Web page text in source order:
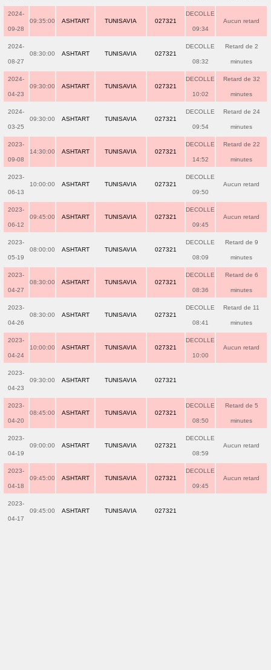
2024-
09-28
09:35:00 ASHTART TUNISAVIA 027321
DECOLLE
09:34
Aucun retard
2024-
08-27
08:30:00 ASHTART TUNISAVIA 027321
DECOLLE
08:32
Retard de 2
minutes
2024-
04-23
09:30:00 ASHTART TUNISAVIA 027321
DECOLLE
10:02
Retard de 32
minutes
2024-
03-25
09:30:00 ASHTART TUNISAVIA 027321
DECOLLE
09:54
Retard de 24
minutes
2023-
09-08
14:30:00 ASHTART TUNISAVIA 027321
DECOLLE
14:52
Retard de 22
minutes
2023-
06-13
10:00:00 ASHTART TUNISAVIA 027321
DECOLLE
09:50
Aucun retard
2023-
06-12
09:45:00 ASHTART TUNISAVIA 027321
DECOLLE
09:45
Aucun retard
2023-
05-19
08:00:00 ASHTART TUNISAVIA 027321
DECOLLE
08:09
Retard de 9
minutes
2023-
04-27
08:30:00 ASHTART TUNISAVIA 027321
DECOLLE
08:36
Retard de 6
minutes
2023-
04-26
08:30:00 ASHTART TUNISAVIA 027321
DECOLLE
08:41
Retard de 11
minutes
2023-
04-24
10:00:00 ASHTART TUNISAVIA 027321
DECOLLE
10:00
Aucun retard
2023-
04-23
09:30:00 ASHTART TUNISAVIA 027321
2023-
04-20
08:45:00 ASHTART TUNISAVIA 027321
DECOLLE
08:50
Retard de 5
minutes
2023-
04-19
09:00:00 ASHTART TUNISAVIA 027321
DECOLLE
08:59
Aucun retard
2023-
04-18
09:45:00 ASHTART TUNISAVIA 027321
DECOLLE
09:45
Aucun retard
2023-
04-17
09:45:00 ASHTART TUNISAVIA 027321